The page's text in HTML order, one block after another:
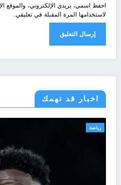
احفظ اسمي، بريدي الإلكتروني، والموقع
لاستخدامها المرة المقبلة في تعليقي.
اخبار قد تهمك